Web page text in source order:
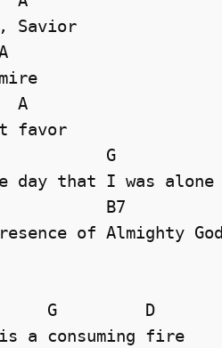
Savior
A
favor
G
day that I was alone
B7
of Almighty
G
D
a consuming fire